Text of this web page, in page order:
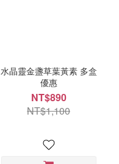
水晶靈金盞草葉黃素 多盒
優惠
NT$890
NT$1,100